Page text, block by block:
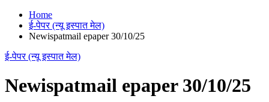
Home
ई-पेपर (न्यू इस्पात मेल)
Newispatmail epaper 30/10/25
ई-पेपर (न्यू इस्पात मेल)
Newispatmail epaper 30/10/25